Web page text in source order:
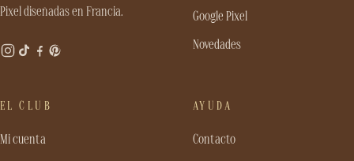
Pixel diseñadas en Francia.
Google Pixel
Novedades
EL CLUB
Mi cuenta
AYUDA
Contacto